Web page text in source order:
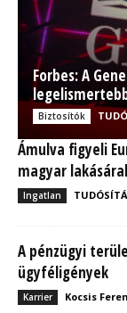
Forbes: A
Biztosítók
Ámulva figyeli
magyar
Ingatlan
A pénzügyi
ügyféligények
Karrier Kocsis